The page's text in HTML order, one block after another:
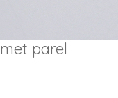
parel